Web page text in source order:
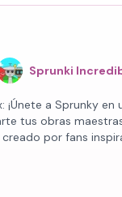
Sprunki
¡Únete a Sprunky en
tus obras
por fans